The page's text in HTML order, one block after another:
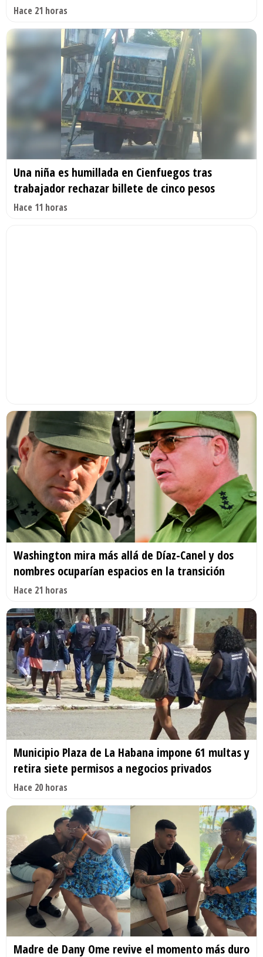
Hace 21 horas
Una niña es humillada en Cienfuegos tras
trabajador rechazar billete de cinco pesos
Hace 11 horas
Washington mira más allá de Díaz-Canel y dos
nombres ocuparían espacios en la transición
Hace 21 horas
Municipio Plaza de La Habana impone 61 multas y
retira siete permisos a negocios privados
Hace 20 horas
Madre de Dany Ome revive el momento más duro